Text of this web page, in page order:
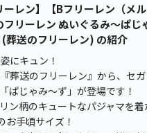
ーレン】【Bフリーレン（メ
リーレン ぬいぐるみ～ぱじ
葬送のフリーレン) の紹介
にキュン！
葬送のフリーレン』から、セ
ぱじゃみ～ず」が登場です！
ン柄のキュートなパジャマを着
手頃サイズ！